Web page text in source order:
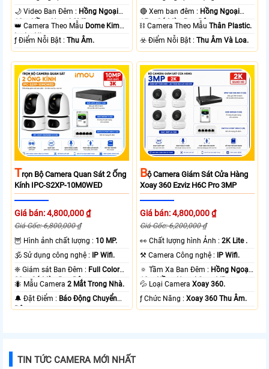
🌙 Video Ban Đêm : Hồng Ngoại
10m Hồng Ngoại SMD.
👑 Camera Theo Mẫu Dome Kim
loại + Nhựa.
️ƒ Điểm Nỗi Bật :Thu Âm.
🔴 Xem ban đêm : Hồng Ngoại
15m Có Màu Ban Ðêm.
⛓ Camera Theo MẫuThân Plastic.
️☣️ Điểm Nỗi Bật :Thu Âm Và Loa.
TRọn Bộ Camera Quan Sát 2 Ống
Kính IPC-S2XP-10M0WED
Giá bán: 4,800,000 ₫
Giá Gốc: 6,800,000 ₫
🦉 Hình ảnh chất lượng : 10 MP.
🕉️ Sử dụng công nghệ : IP Wifi.
❈ Giám sát Ban Đêm : Full Color
20m Có Màu Ban Ðêm.
🐜 Mẫu Camera2 Mắt Trong Nhà.
️🔔 Đặt Điểm : Báo Động Chuyển
Động.
BỘ Camera Giám Sát Cửa Hàng
Xoay 360 Ezviz H6C Pro 3MP
Giá bán: 4,800,000 ₫
Giá Gốc: 6,200,000 ₫
️👀 Chất lượng hình Ảnh :2K Lite .
⚒ Camera Công nghệ : IP Wifi.
🔅 Tầm Xa Ban Đêm : Hồng Ngoại
10m Hồng Ngoại Smart IR.
💦 Loại CameraXoay 360.
️ƒ Chức Năng :Xoay 360 Thu Âm.
TIN TỨC CAMERA MỚI NHẤT